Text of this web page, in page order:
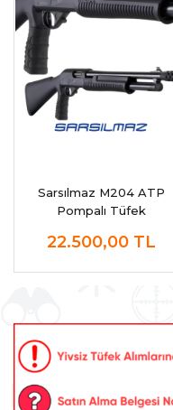
Sarsılmaz M204 ATP
Pompalı Tüfek
22.500,00 TL